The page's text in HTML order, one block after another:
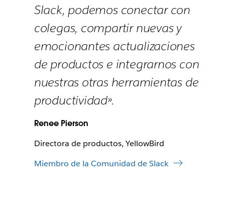
Slack, podemos conectar con
colegas, compartir nuevas y
emocionantes actualizaciones
de productos e integrarnos con
nuestras otras herramientas de
productividad».
Renee Pierson
Directora de productos, YellowBird
Miembro de la Comunidad de Slack